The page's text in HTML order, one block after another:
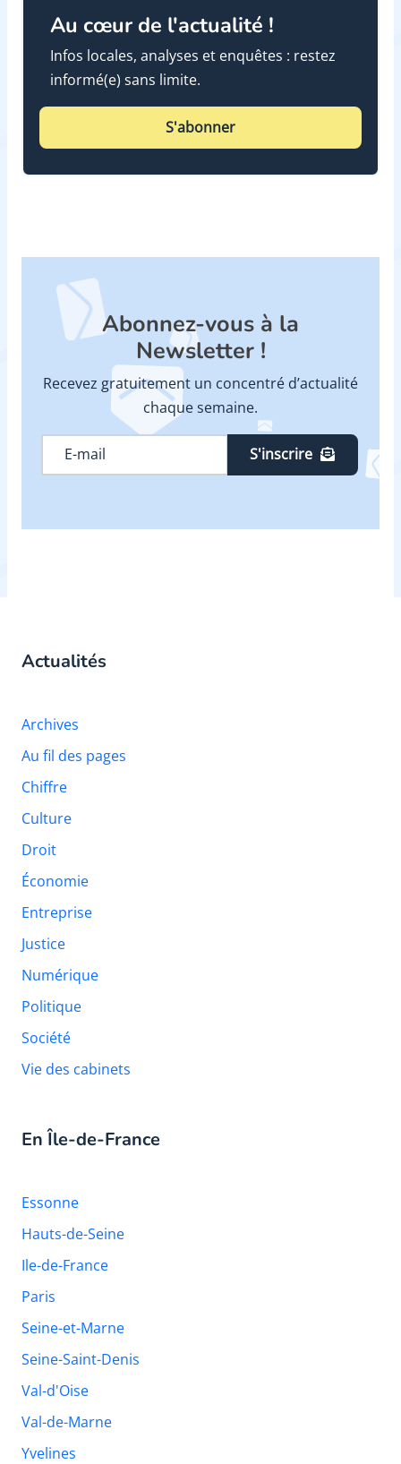
Au cœur de l'actualité !
Infos locales, analyses et enquêtes : restez
informé(e) sans limite.
S'abonner
Abonnez-vous à la
Newsletter !
Recevez gratuitement un concentré d’actualité
chaque semaine.
S'inscrire
Actualités
Archives
Au fil des pages
Chiffre
Culture
Droit
Économie
Entreprise
Justice
Numérique
Politique
Société
Vie des cabinets
En Île-de-France
Essonne
Hauts-de-Seine
Ile-de-France
Paris
Seine-et-Marne
Seine-Saint-Denis
Val-d'Oise
Val-de-Marne
Yvelines